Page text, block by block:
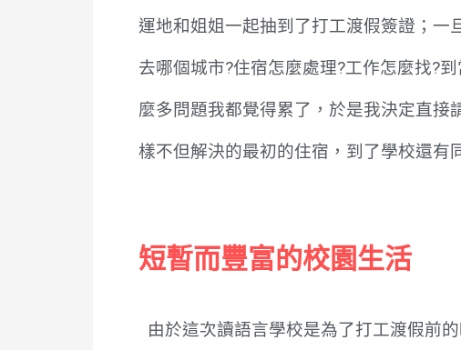
運地和姐姐一起抽到了打工渡假簽證；一
去哪個城市?住宿怎麼處理?工作怎麼找?
麼多問題我都覺得累了，於是我決定直
樣不但解決的最初的住宿，到了學校還有
短暫而豐富的校園生活
由於這次讀語言學校是為了打工渡假前